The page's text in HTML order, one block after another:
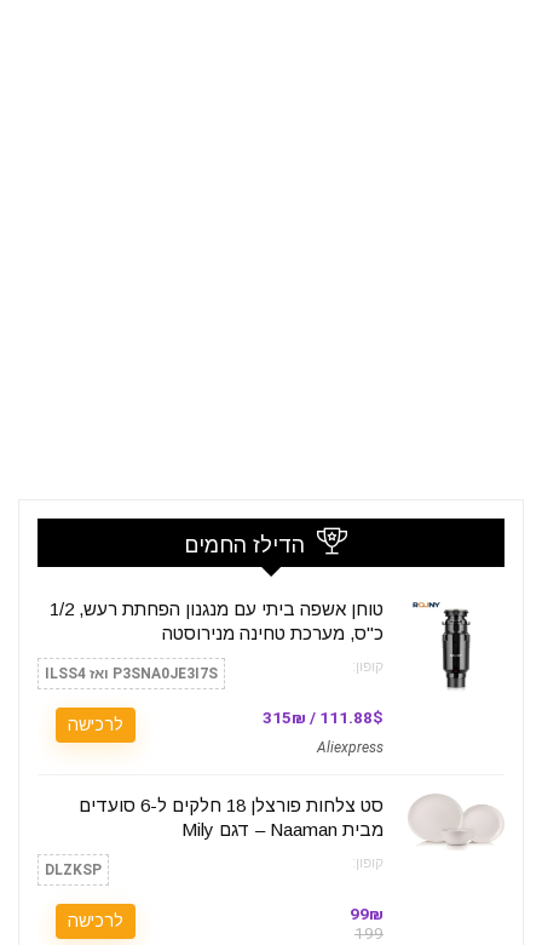
הדילז החמים
טוחן אשפה ביתי עם מנגנון הפחתת רעש, 1/2
כ"ס, מערכת טחינה מנירוסטה
קופון: P3SNA0JE3I7S ואז ILSS4
111.88$ / 315₪
Aliexpress
לרכישה
סט צלחות פורצלן 18 חלקים ל-6 סועדים
מבית Naaman – דגם Mily
קופון: DLZKSP
99₪
199
לרכישה